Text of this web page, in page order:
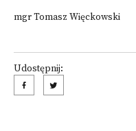
mgr Tomasz Więckowski
Udostępnij: